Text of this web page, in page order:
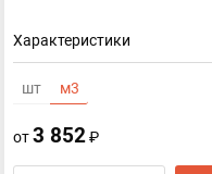
Характеристики
шт м3
от3 852₽